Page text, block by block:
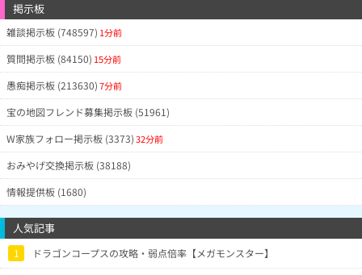
掲示板
雑談掲示板 (748597) 1分前
質問掲示板 (84150) 15分前
愚痴掲示板 (213630)7分前
宝の地図フレンド募集掲示板 (51961)
W家族フォロー掲示板 (3373)32分前
おみやげ交換掲示板 (38188)
情報提供板 (1680)
人気記事
1 ドラゴンコープスの攻略・弱点倍率【メガモンスター】